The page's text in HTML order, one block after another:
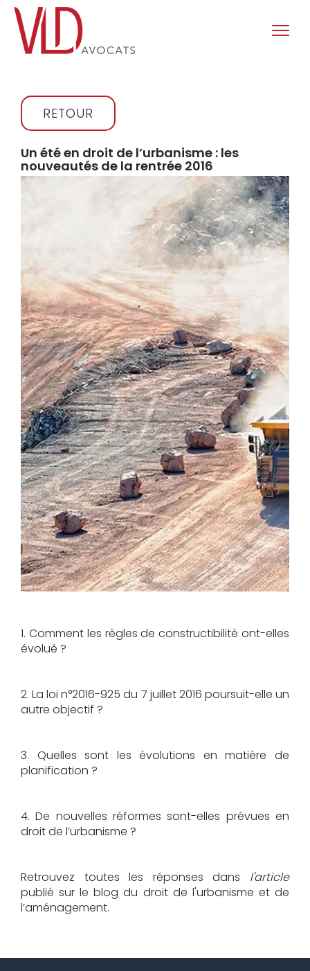
RETOUR
Un été en droit de l’urbanisme : les
nouveautés de la rentrée 2016
1. Comment les règles de constructibilité ont-elles
évolué ?
2. La loi n°2016-925 du 7 juillet 2016 poursuit-elle un
autre objectif ?
3. Quelles sont les évolutions en matière de
planification ?
4. De nouvelles réformes sont-elles prévues en
droit de l’urbanisme ?
Retrouvez toutes les réponses dans l'article
publié sur le blog du droit de l'urbanisme et de
l’aménagement.